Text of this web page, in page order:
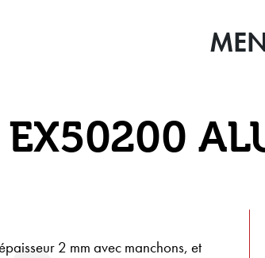
EX50200
2 mm avec manchons, et